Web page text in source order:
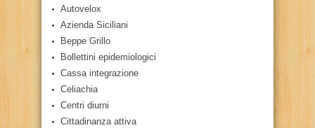
Autovelox
Azienda Siciliani
Beppe Grillo
Bollettini epidemiologici
Cassa integrazione
Celiachia
Centri diurni
Cittadinanza attiva